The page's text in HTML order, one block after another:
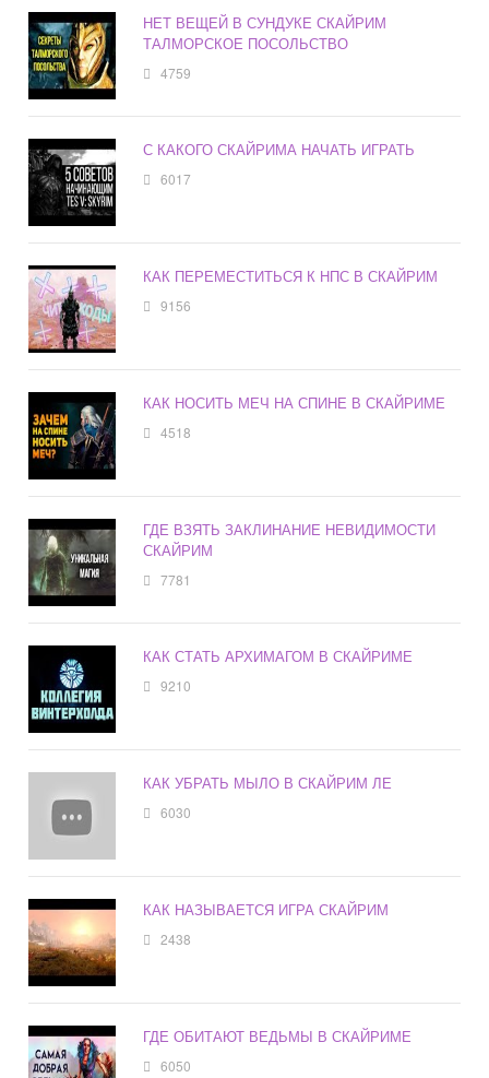
НЕТ ВЕЩЕЙ В СУНДУКЕ СКАЙРИМ
ТАЛМОРСКОЕ ПОСОЛЬСТВО
4759
С КАКОГО СКАЙРИМА НАЧАТЬ ИГРАТЬ
6017
КАК ПЕРЕМЕСТИТЬСЯ К НПС В СКАЙРИМ
9156
КАК НОСИТЬ МЕЧ НА СПИНЕ В СКАЙРИМЕ
4518
ГДЕ ВЗЯТЬ ЗАКЛИНАНИЕ НЕВИДИМОСТИ
СКАЙРИМ
7781
КАК СТАТЬ АРХИМАГОМ В СКАЙРИМЕ
9210
КАК УБРАТЬ МЫЛО В СКАЙРИМ ЛЕ
6030
КАК НАЗЫВАЕТСЯ ИГРА СКАЙРИМ
2438
ГДЕ ОБИТАЮТ ВЕДЬМЫ В СКАЙРИМЕ
6050